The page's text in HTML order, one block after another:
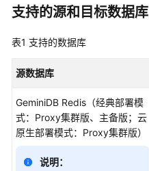
产
品
介
费
说
明
快
支持的源和目标数据库
表1 支持的数据库
源数据库
GeminiDB Redis （经典部署模
式：Proxy集群版、主备版；云
原生部署模式：Proxy集群版）
说明：